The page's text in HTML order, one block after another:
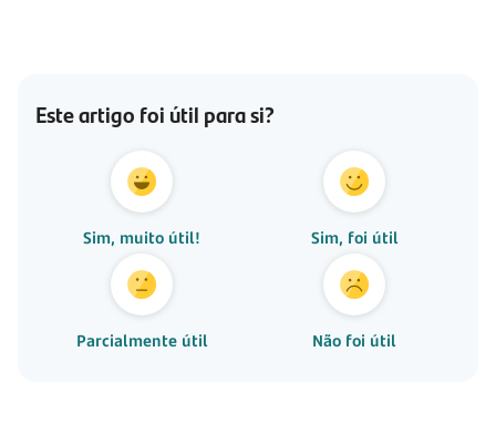
Este artigo foi útil para si?
Sim, muito útil! Sim, foi útil
Parcialmente útil Não foi útil